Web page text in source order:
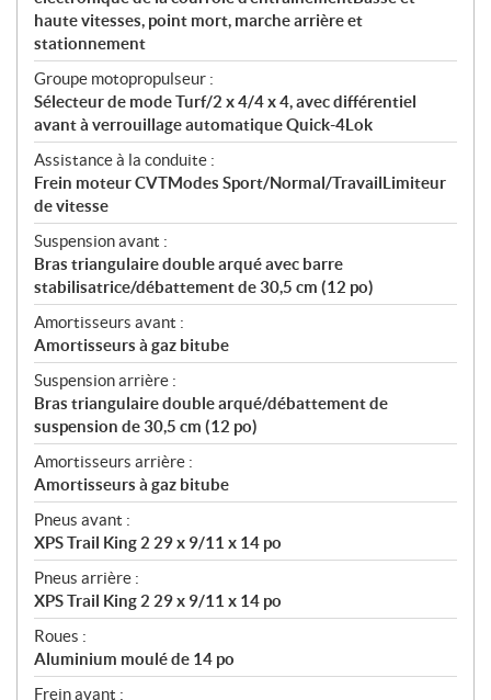
haute vitesses, point mort, marche arrière et
stationnement
Groupe motopropulseur :
Sélecteur de mode Turf/2 x 4/4 x 4, avec différentiel
avant à verrouillage automatique Quick-4Lok
Assistance à la conduite :
Frein moteur CVTModes Sport/Normal/TravailLimiteur
de vitesse
Suspension avant :
Bras triangulaire double arqué avec barre
stabilisatrice/débattement de 30,5 cm (12 po)
Amortisseurs avant :
Amortisseurs à gaz bitube
Suspension arrière :
Bras triangulaire double arqué/débattement de
suspension de 30,5 cm (12 po)
Amortisseurs arrière :
Amortisseurs à gaz bitube
Pneus avant :
XPS Trail King 2 29 x 9/11 x 14 po
Pneus arrière :
XPS Trail King 2 29 x 9/11 x 14 po
Roues :
Aluminium moulé de 14 po
Frein avant :